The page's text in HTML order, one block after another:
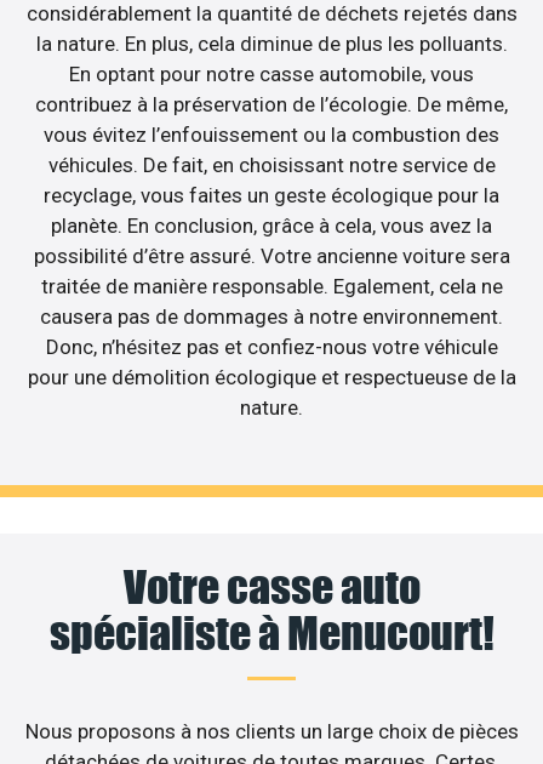
considérablement la quantité de déchets rejetés dans
la nature. En plus, cela diminue de plus les polluants.
En optant pour notre casse automobile, vous
contribuez à la préservation de l’écologie. De même,
vous évitez l’enfouissement ou la combustion des
véhicules. De fait, en choisissant notre service de
recyclage, vous faites un geste écologique pour la
planète. En conclusion, grâce à cela, vous avez la
possibilité d’être assuré. Votre ancienne voiture sera
traitée de manière responsable. Egalement, cela ne
causera pas de dommages à notre environnement.
Donc, n’hésitez pas et confiez-nous votre véhicule
pour une démolition écologique et respectueuse de la
nature.
Votre casse auto
spécialiste à Menucourt!
Nous proposons à nos clients un large choix de pièces